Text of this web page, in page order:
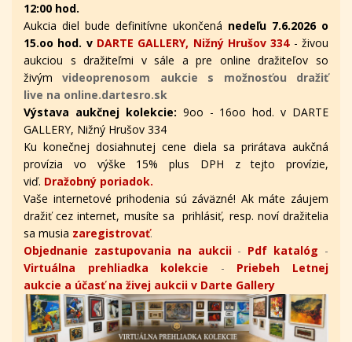
12:00 hod.
Aukcia diel bude definitívne ukončená nedeľu 7.6.2026 o
15.oo hod. v DARTE GALLERY, Nižný Hrušov 334 - živou
aukciou s dražiteľmi v sále a pre online dražiteľov so
živým videoprenosom aukcie s možnosťou dražiť
live na online.dartesro.sk
Výstava aukčnej kolekcie: 9oo - 16oo hod. v DARTE
GALLERY, Nižný Hrušov 334
Ku konečnej dosiahnutej cene diela sa prirátava aukčná
provízia vo výške 15% plus DPH z tejto provízie,
viď. Dražobný poriadok.
Vaše internetové prihodenia sú záväzné! Ak máte záujem
dražiť cez internet, musíte sa prihlásiť, resp. noví dražitelia
sa musia zaregistrovať.
Objednanie zastupovania na aukcii- Pdf katalóg -
Virtuálna prehliadka kolekcie - Priebeh Letnej
aukcie a účasť na živej aukcii v Darte Gallery